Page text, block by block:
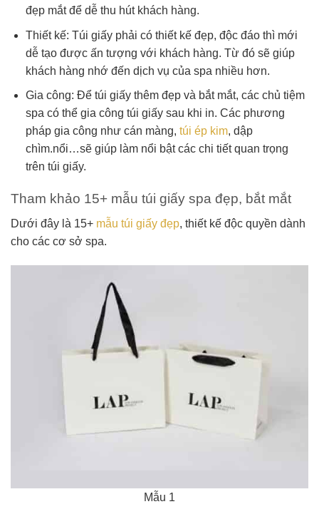
đẹp mắt để dễ thu hút khách hàng.
Thiết kế: Túi giấy phải có thiết kế đẹp, độc đáo thì mới
dễ tạo được ấn tượng với khách hàng. Từ đó sẽ giúp
khách hàng nhớ đến dịch vụ của spa nhiều hơn.
Gia công: Để túi giấy thêm đẹp và bắt mắt, các chủ tiệm
spa có thể gia công túi giấy sau khi in. Các phương
pháp gia công như cán màng, túi ép kim, dập
chìm.nổi…sẽ giúp làm nổi bật các chi tiết quan trọng
trên túi giấy.
Tham khảo 15+ mẫu túi giấy spa đẹp, bắt mắt
Dưới đây là 15+ mẫu túi giấy đẹp, thiết kế độc quyền dành
cho các cơ sở spa.
Mẫu 1